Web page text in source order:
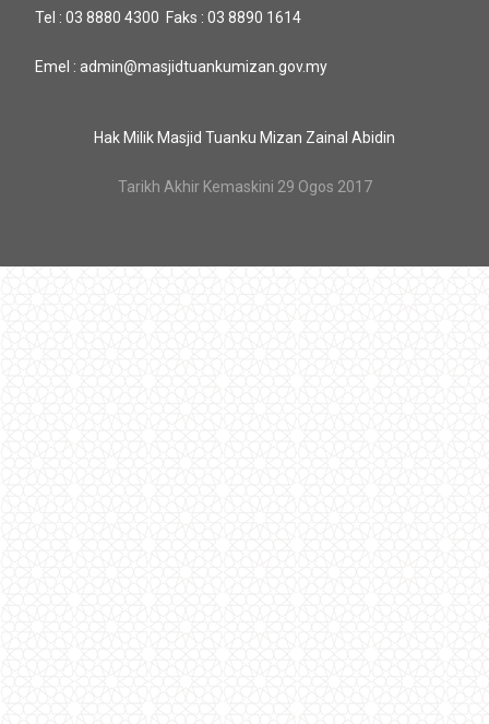
Tel : 03 8880 4300 Faks : 03 8890 1614
Emel : admin@masjidtuankumizan.gov.my
Hak Milik Masjid Tuanku Mizan Zainal Abidin
Tarikh Akhir Kemaskini 29 Ogos 2017